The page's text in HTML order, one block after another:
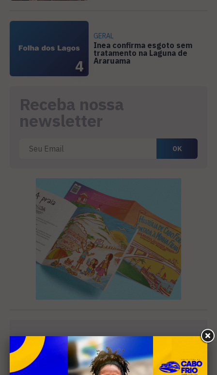
4
GERAL
Inea confirma esgoto sem
tratamento na Laguna de
Araruama
Receba nossa
newsletter